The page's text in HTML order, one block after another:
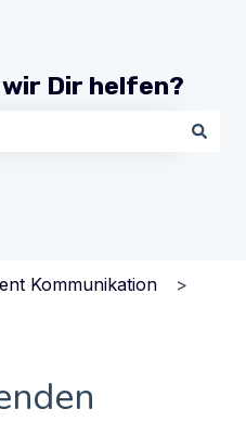
wir Dir helfen?
Kommunikation